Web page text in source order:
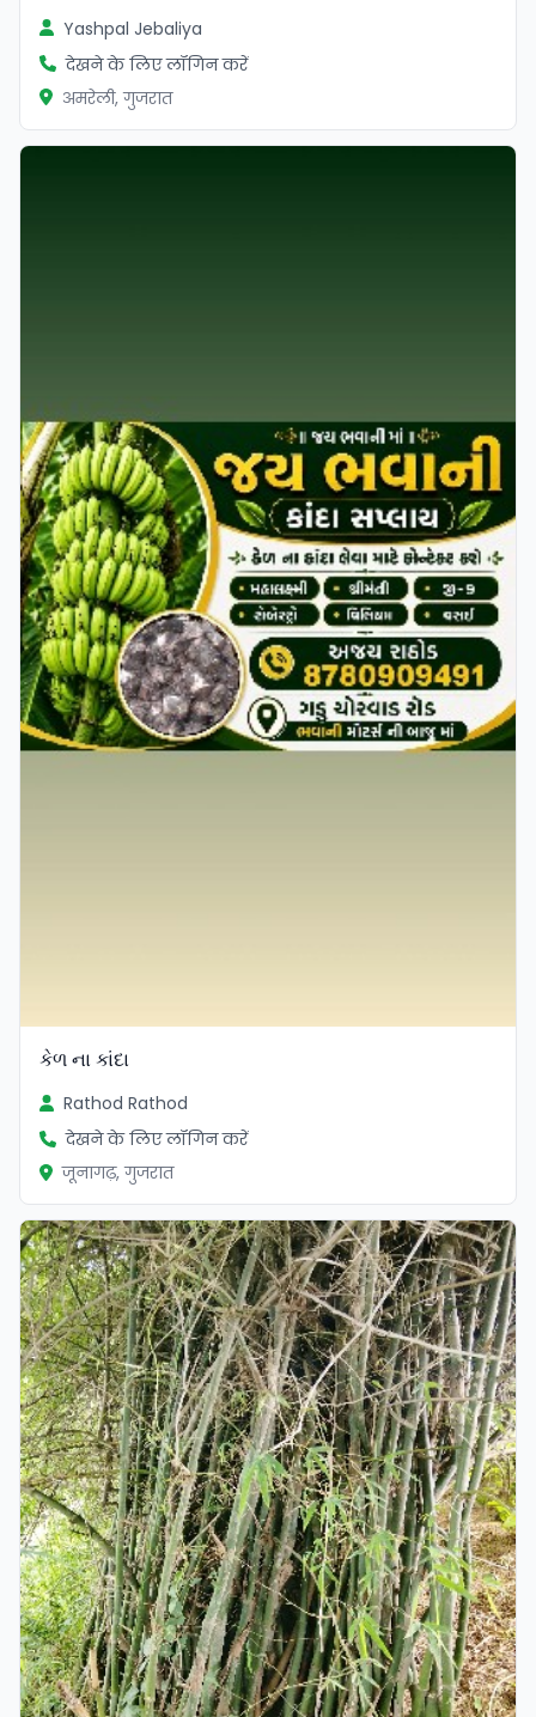
Yashpal Jebaliya
देखने के लिए लॉगिन करें
अमरेली, गुजरात
કેળ ના કાંદા
Rathod Rathod
देखने के लिए लॉगिन करें
जूनागढ़, गुजरात